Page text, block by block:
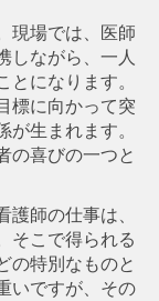
現場では、医師
しながら、一人
になります。
標に向かって突
生まれます。
の喜びの一つと
師の仕事は、
そこで得られる
の特別なものと
いですが、その